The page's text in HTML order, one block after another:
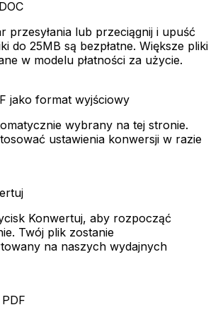
przesyłania lub przeciągnij i upuść
do 25MB są bezpłatne. Większe pliki
w modelu płatności za użycie.
jako format wyjściowy
wybrany na tej stronie.
ustawienia konwersji w razie
Konwertuj, aby rozpocząć
Twój plik zostanie
na naszych wydajnych